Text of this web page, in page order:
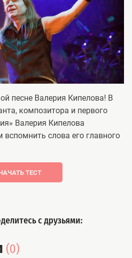
песне Валерия Кипелова! В
композитора и первого
Валерия Кипелова
вспомнить слова его главного
ТЕСТ
с друзьями:
(0)